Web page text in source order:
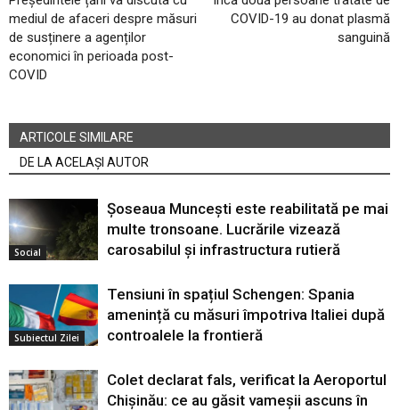
mediul de afaceri despre măsuri
de susținere a agenților
economici în perioada post-
COVID
COVID-19 au donat plasmă
sanguină
ARTICOLE SIMILARE
DE LA ACELAȘI AUTOR
Social
Șoseaua Muncești este reabilitată pe mai
multe tronsoane. Lucrările vizează
carosabilul și infrastructura rutieră
Subiectul Zilei
Tensiuni în spațiul Schengen: Spania
amenință cu măsuri împotriva Italiei după
controalele la frontieră
Colet declarat fals, verificat la Aeroportul
Chișinău: ce au găsit vameșii ascuns în